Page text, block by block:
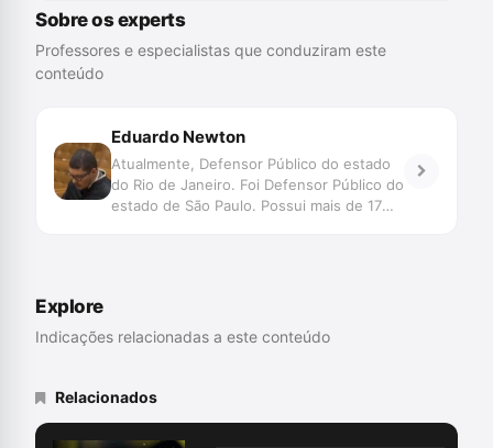
Sobre os experts
Professores e especialistas que conduziram este
conteúdo
Eduardo Newton
Atualmente, Defensor Público do estado
do Rio de Janeiro. Foi Defensor Público do
estado de São Paulo. Possui mais de 17
Explore
Indicações relacionadas a este conteúdo
Relacionados